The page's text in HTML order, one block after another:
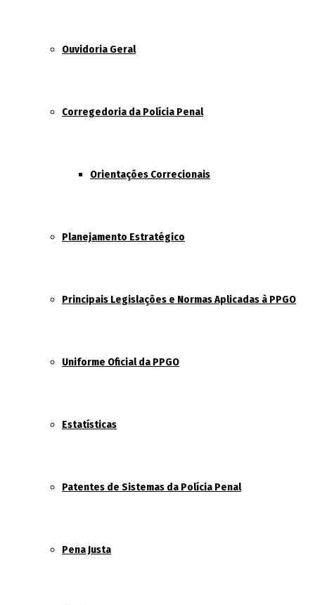
Ouvidoria Geral
Corregedoria da Polícia Penal
Orientações Correcionais
Planejamento Estratégico
Principais Legislações e Normas Aplicadas à PPGO
Uniforme Oficial da PPGO
Estatísticas
Patentes de Sistemas da Polícia Penal
Pena Justa